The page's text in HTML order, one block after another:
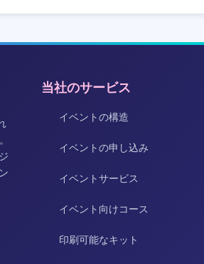
当社のサービス
イベントの構造
イベントの申し込み
イベントサービス
イベント向けコース
印刷可能なキット